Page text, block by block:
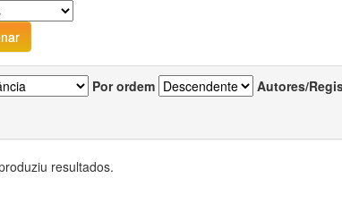
Por ordem Autores/
resultados.